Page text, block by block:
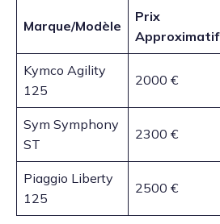
Marque/Modèle
Prix
Approximatif
Kymco Agility
125
2000 €
Sym Symphony
ST
2300 €
Piaggio Liberty
125
2500 €